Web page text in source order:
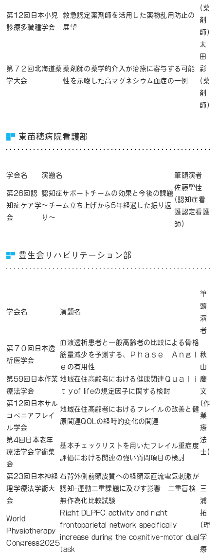
(薬
剤
師)
第12回日本小児
診療多職種学会
救急認定薬剤師を活用した薬物乱用防止の
展望
第７２回北海道薬
学大会
薬剤師の薬学的介入が治療に寄与する可能
性を示唆した高マグネシウム血症の一例
太
田
彩
(薬
剤
師)
東苗穂病院看護部
学会名 演題名 筆頭演者
第26回認
知症ケア学
会
認知症サポートチームの効果と今後の課題
～チーム立ち上げから5年経過した振り返
り～
佐藤聖佳
(認知症看
護認定看護
師)
豊生会リハビリテーション部
学会名 演題名
筆
頭
演
者
第７０回日本透
析医学会
血液透析患者と一般高齢者の比較による骨格
筋量減少を予測する、Ｐｈａｓｅ Ａｎｇｌ
ｅの有用性
秋
山
慶
文
(作
業
療
法
士)
第59回日本作業
療法学会
地域在住高齢者における健康関連Ｑｕａｌｉ
ｔｙof lifeの規定因子に関する検討
第12回日本サル
コペニアフレイ
ル学会
地域在住高齢者におけるフレイルの改善と健
康関連QOLの経時的変化の関連
第4回日本老年
療法学会学術集
会
基本チェックリストを用いたフレイル重症度
評価における関連の強い質問項目の検討
第23回日本神経
理学療法学術大
会
右背外側前頭皮質への経頭蓋直流電気刺激が
認知-運動二重課題に及びす影響 二重盲検
無作為化比較試験
三
浦
拓
(理
学
療
World
Physiotherapy
Congress2025
Right DLPFC activity and right
frontoparietal network specifically
increase during the cognitive-motor dual
task